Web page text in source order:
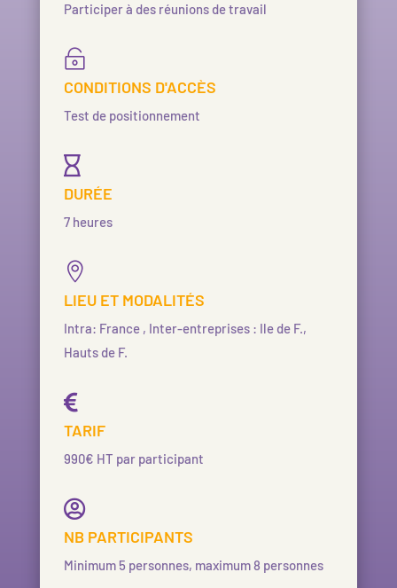
Participer à des réunions de travail

CONDITIONS D'ACCÈS
Test de positionnement

DURÉE
7 heures

LIEU ET MODALITÉS
Intra: France , Inter-entreprises : Ile de F.,
Hauts de F.

TARIF
990€ HT par participant

NB PARTICIPANTS
Minimum 5 personnes, maximum 8 personnes